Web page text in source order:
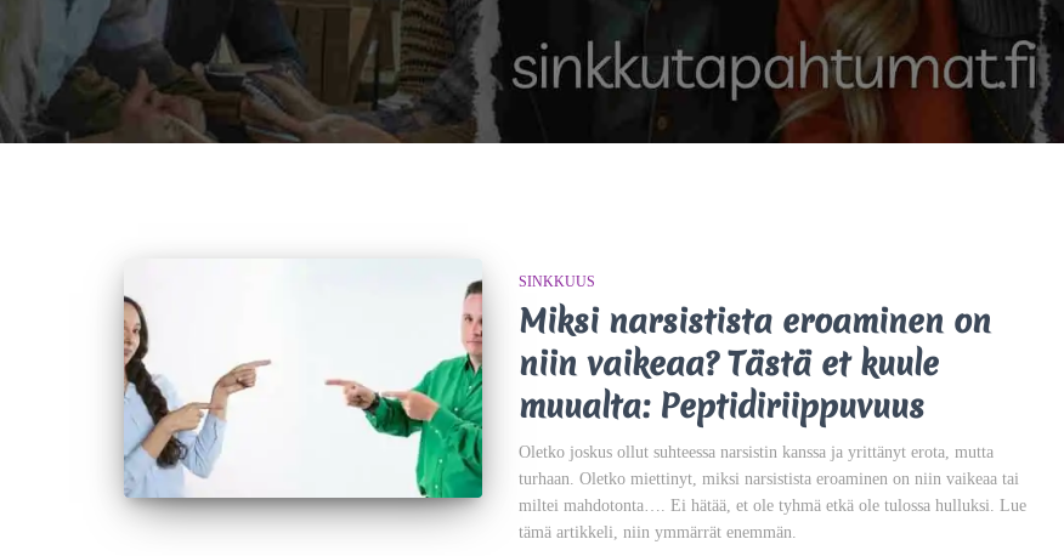
SINKKUUS
Miksi narsistista eroaminen on
niin vaikeaa? Tästä et kuule
muualta: Peptidiriippuvuus
Oletko joskus ollut suhteessa narsistin kanssa ja yrittänyt erota, mutta
turhaan. Oletko miettinyt, miksi narsistista eroaminen on niin vaikeaa tai
miltei mahdotonta…. Ei hätää, et ole tyhmä etkä ole tulossa hulluksi. Lue
tämä artikkeli, niin ymmärrät enemmän.